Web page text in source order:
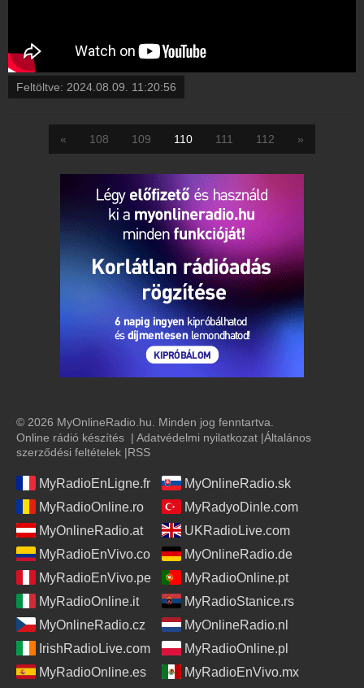
Feltöltve: 2024.08.09. 11:20:56
« 108 109 110 111 112 »
© 2026 MyOnlineRadio.hu. Minden jog fenntartva.
Online rádió készítés | Adatvédelmi nyilatkozat |Általános
szerződési feltételek |RSS
MyRadioEnLigne.fr
MyOnlineRadio.sk
MyRadioOnline.ro
MyRadyoDinle.com
MyOnlineRadio.at
UKRadioLive.com
MyRadioEnVivo.co
MyOnlineRadio.de
MyRadioEnVivo.pe
MyRadioOnline.pt
MyRadioOnline.it
MyRadioStanice.rs
MyOnlineRadio.cz
MyOnlineRadio.nl
IrishRadioLive.com
MyRadioOnline.pl
MyRadioOnline.es
MyRadioEnVivo.mx